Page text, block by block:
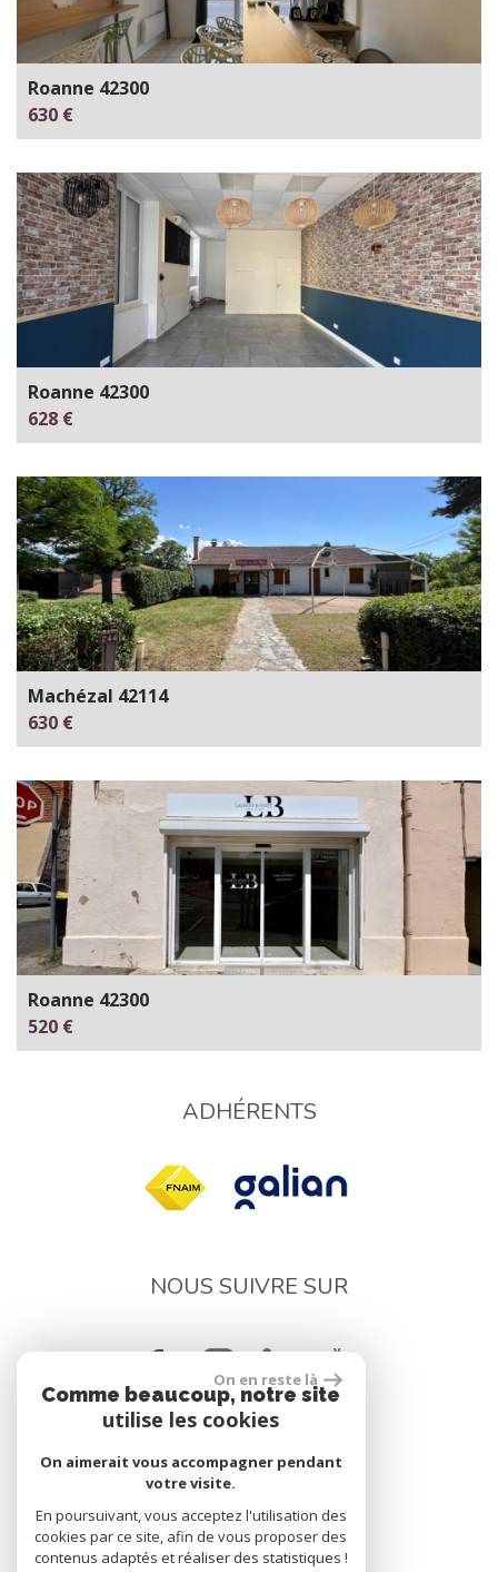
Roanne 42300
630 €
Roanne 42300
628 €
Machézal 42114
630 €
Roanne 42300
520 €
ADHÉRENTS
NOUS SUIVRE SUR
réalisé par
On en reste là
Comme beaucoup, notre site
utilise les cookies
On aimerait vous accompagner pendant
votre visite.
En poursuivant, vous acceptez l'utilisation des
cookies par ce site, afin de vous proposer des
contenus adaptés et réaliser des statistiques !